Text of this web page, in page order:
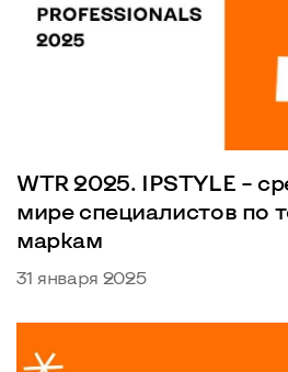
WTR 2025. IPSTYLE –
мире специалистов по
маркам
31 января 2025